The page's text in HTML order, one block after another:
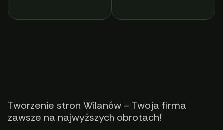
Tworzenie stron Wilanów – Twoja firma
zawsze na najwyższych obrotach!